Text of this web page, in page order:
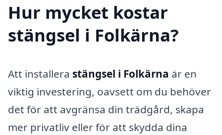
Hur mycket kostar
stängsel i Folkärna?
Att installera stängsel i Folkärna är en
viktig investering, oavsett om du behöver
det för att avgränsa din trädgård, skapa
mer privatliv eller för att skydda dina